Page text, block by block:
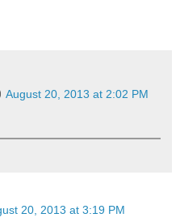
August 20, 2013 at 2:02 PM
20, 2013 at 3:19 PM